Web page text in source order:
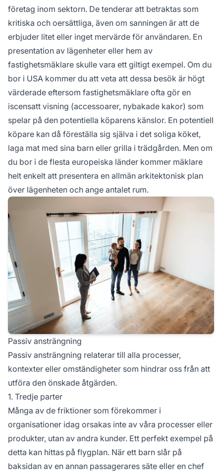
företag inom sektorn. De tenderar att betraktas som
kritiska och oersättliga, även om sanningen är att de
erbjuder litet eller inget mervärde för användaren. En
presentation av lägenheter eller hem av
fastighetsmäklare skulle vara ett giltigt exempel. Om du
bor i USA kommer du att veta att dessa besök är högt
värderade eftersom fastighetsmäklare ofta gör en
iscensatt visning (accessoarer, nybakade kakor) som
spelar på den potentiella köparens känslor. En potentiell
köpare kan då föreställa sig själva i det soliga köket,
laga mat med sina barn eller grilla i trädgården. Men om
du bor i de flesta europeiska länder kommer mäklare
helt enkelt att presentera en allmän arkitektonisk plan
över lägenheten och ange antalet rum.
Passiv ansträngning
Passiv ansträngning relaterar till alla processer,
kontexter eller omständigheter som hindrar oss från att
utföra den önskade åtgärden.
1. Tredje parter
Många av de friktioner som förekommer i
organisationer idag orsakas inte av våra processer eller
produkter, utan av andra kunder. Ett perfekt exempel på
detta kan hittas på flygplan. När ett barn slår på
baksidan av en annan passagerares säte eller en chef